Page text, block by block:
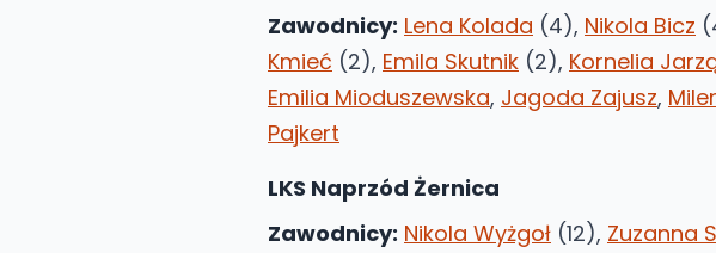
Zawodnicy: Lena Kolada (4), Nikola Bicz
Kmieć (2), Emila Skutnik (2), Kornelia
Emilia Mioduszewska, Jagoda Zajusz,
Pajkert
LKS Naprzód Żernica
Zawodnicy: Nikola Wyżgoł (12), Zuzanna